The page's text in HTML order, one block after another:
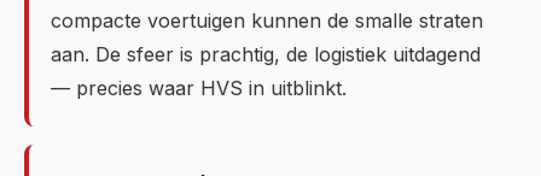
compacte voertuigen kunnen de smalle straten
aan. De sfeer is prachtig, de logistiek uitdagend
— precies waar HVS in uitblinkt.